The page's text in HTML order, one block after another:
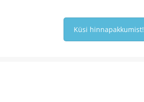
Küsi hinnapakkumist!